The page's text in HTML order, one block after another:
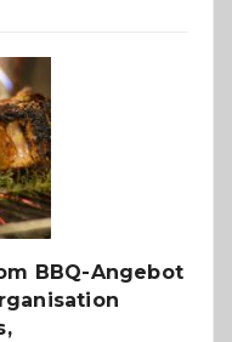
–
die
Gelegenheit,
neue
Reiseziele
zu
entdecken
BBQ-Angebot